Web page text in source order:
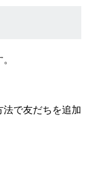
で友だちを追加